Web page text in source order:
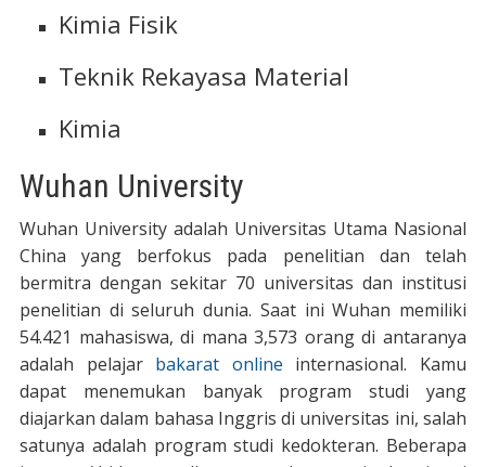
Kimia Fisik
Teknik Rekayasa Material
Kimia
Wuhan University
Wuhan University adalah Universitas Utama Nasional
China yang berfokus pada penelitian dan telah
bermitra dengan sekitar 70 universitas dan institusi
penelitian di seluruh dunia. Saat ini Wuhan memiliki
54.421 mahasiswa, di mana 3,573 orang di antaranya
adalah pelajar bakarat online internasional. Kamu
dapat menemukan banyak program studi yang
diajarkan dalam bahasa Inggris di universitas ini, salah
satunya adalah program studi kedokteran. Beberapa